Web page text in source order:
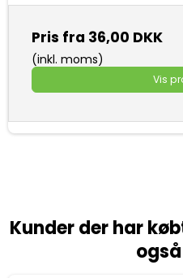
Pris fra 36,00 DKK
(inkl. moms)
Vis
Kunder der har